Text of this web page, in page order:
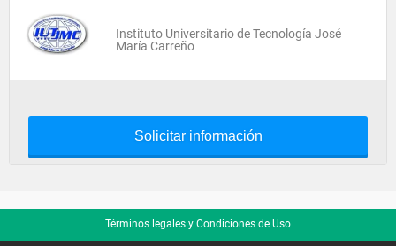
Instituto Universitario de Tecnología José
María Carreño
Solicitar información
Términos legales y Condiciones de Uso